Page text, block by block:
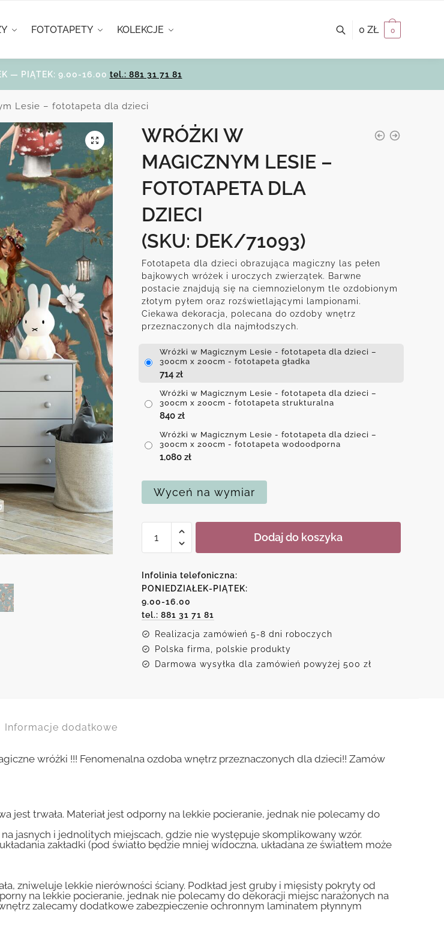
FOTOTAPETY KOLEKCJE 0 ZŁ 0
— PIĄTEK: 9.00-16.00 tel.: 881 31 71 81
Lesie – fototapeta dla dzieci
WRÓŻKI W
MAGICZNYM LESIE –
FOTOTAPETA DLA
DZIECI
(SKU: DEK/71093)
Fototapeta dla dzieci obrazująca magiczny las pełen
bajkowych wróżek i uroczych zwierzątek. Barwne
postacie znajdują się na ciemnozielonym tle ozdobionym
złotym pyłem oraz rozświetlającymi lampionami.
Ciekawa dekoracja, polecana do ozdoby wnętrz
przeznaczonych dla najmłodszych.
Wróżki w Magicznym Lesie - fototapeta dla dzieci –
300cm x 200cm - fototapeta gładka
714 zł
Wróżki w Magicznym Lesie - fototapeta dla dzieci –
300cm x 200cm - fototapeta strukturalna
840 zł
Wróżki w Magicznym Lesie - fototapeta dla dzieci –
300cm x 200cm - fototapeta wodoodporna
1,080 zł
Wyceń na wymiar
Wróżki
Magicznym
Lesie
-
fototapeta
dla
dzieci
Dodaj do koszyka
Infolinia telefoniczna:
PONIEDZIAŁEK-PIĄTEK:
9.00-16.00
tel.: 881 31 71 81
Realizacja zamówień 5-8 dni roboczych
Polska firma, polskie produkty
Darmowa wysyłka dla zamówień powyżej 500 zł
Informacje dodatkowe
wróżki !!! Fenomenalna ozdoba wnętrz przeznaczonych dla dzieci!! Zamów
jest trwała. Materiał jest odporny na lekkie pocieranie, jednak nie polecamy do
jasnych i jednolitych miejscach, gdzie nie występuje skomplikowany wzór.
zakładki (pod światło będzie mniej widoczna, układana ze światłem może
zniweluje lekkie nierówności ściany. Podkład jest gruby i mięsisty pokryty od
na lekkie pocieranie, jednak nie polecamy do dekoracji miejsc narażonych na
zalecamy dodatkowe zabezpieczenie ochronnym laminatem płynnym